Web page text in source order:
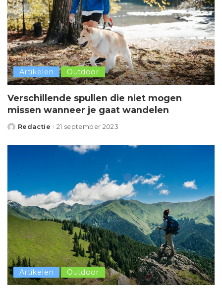
Artikelen Outdoor
Verschillende spullen die niet mogen
missen wanneer je gaat wandelen
Posted
Redactie 21 september 2023
Artikelen Outdoor